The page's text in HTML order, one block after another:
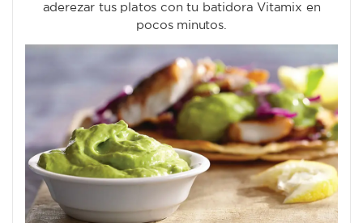
aderezar tus platos con tu batidora Vitamix en
pocos minutos.